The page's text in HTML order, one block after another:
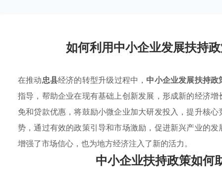
如何利用中小企业发展扶持
在推动忠县经济的转型升级过程中， 中小企业发展扶持政
指导，帮助企业在现有基础上创新发展，形成新的经济
免和贷款优惠，将鼓励小微企业加大研发投入，提升核
势，通过有效的政策引导和市场激励，促进新兴产业的
增强了市场信心，也为地方经济注入了新的活力。
中小企业扶持政策如何